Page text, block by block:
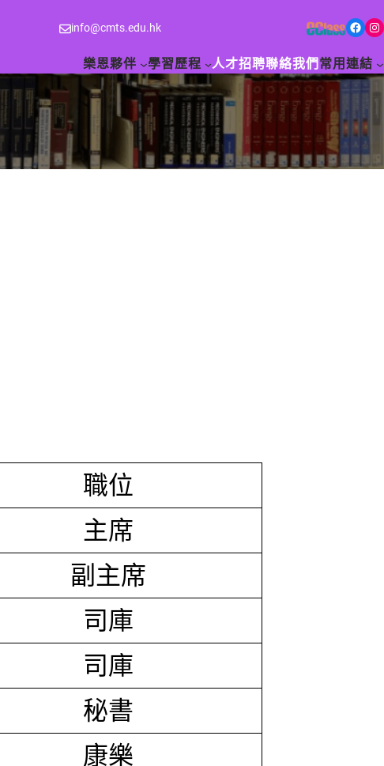
info@cmts.edu.hk Facebook Instagram
樂恩夥伴 學習歷程 人才招聘聯絡我們 常用連結
職位
主席
副主席
司庫
司庫
秘書
康樂